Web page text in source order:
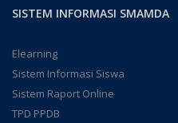
SISTEM INFORMASI SMAMDA
Elearning
Sistem Informasi Siswa
Sistem Raport Online
TPD PPDB